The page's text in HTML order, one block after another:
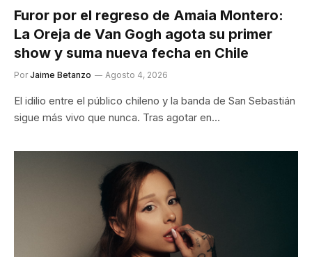
Furor por el regreso de Amaia Montero:
La Oreja de Van Gogh agota su primer
show y suma nueva fecha en Chile
Por Jaime Betanzo Agosto 4, 2026
El idilio entre el público chileno y la banda de San Sebastián
sigue más vivo que nunca. Tras agotar en…